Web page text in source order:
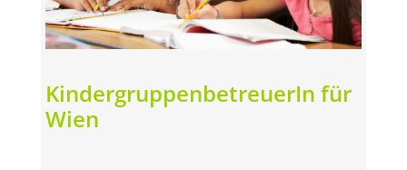
Kinder­gruppen­betreuerIn für
Wien